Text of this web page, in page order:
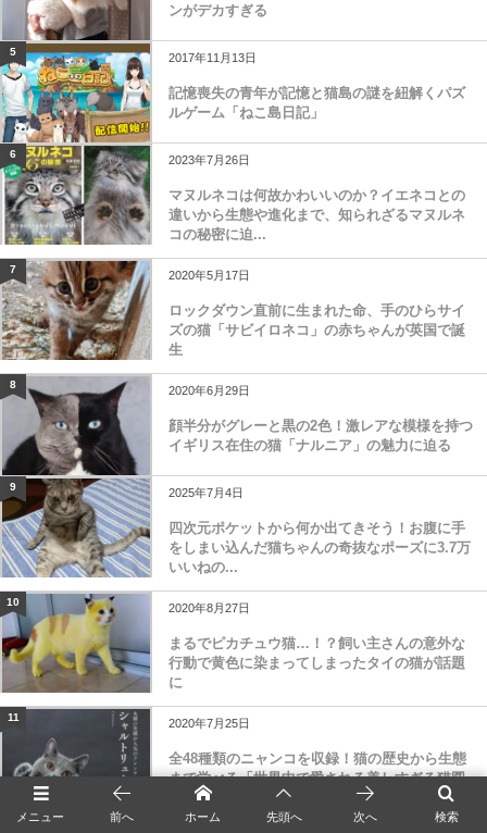
ンがデカすぎる
5 2017年11月13日
記憶喪失の青年が記憶と猫島の謎を紐解くパズ
ルゲーム「ねこ島日記」
6 2023年7月26日
マヌルネコは何故かわいいのか？イエネコとの
違いから生態や進化まで、知られざるマヌルネ
コの秘密に迫...
7 2020年5月17日
ロックダウン直前に生まれた命、手のひらサイ
ズの猫「サビイロネコ」の赤ちゃんが英国で誕
生
8 2020年6月29日
顔半分がグレーと黒の2色！激レアな模様を持つ
イギリス在住の猫「ナルニア」の魅力に迫る
9 2025年7月4日
四次元ポケットから何か出てきそう！お腹に手
をしまい込んだ猫ちゃんの奇抜なポーズに3.7万
いいねの...
10 2020年8月27日
まるでピカチュウ猫…！？飼い主さんの意外な
行動で黄色に染まってしまったタイの猫が話題
に
11 2020年7月25日
全48種類のニャンコを収録！猫の歴史から生態
まで学べる「世界中で愛される美しすぎる猫図
鑑」
メニュー 検索
前へ ホーム 先頭へ 次へ